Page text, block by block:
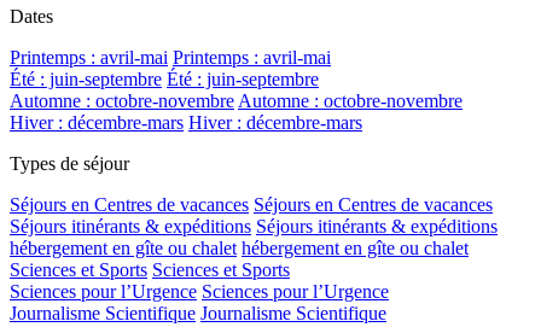
Dates
Printemps : avril-mai Printemps : avril-mai
Été : juin-septembre Été : juin-septembre
Automne : octobre-novembre Automne : octobre-novembre
Hiver : décembre-mars Hiver : décembre-mars
Types de séjour
Séjours en Centres de vacances Séjours en Centres de vacances
Séjours itinérants & expéditions Séjours itinérants & expéditions
hébergement en gîte ou chalet hébergement en gîte ou chalet
Sciences et Sports Sciences et Sports
Sciences pour l’Urgence Sciences pour l’Urgence
Journalisme Scientifique Journalisme Scientifique